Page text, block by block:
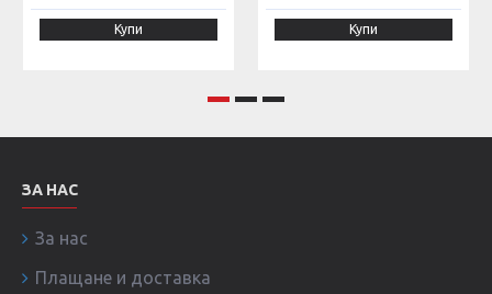
Купи Купи
ЗА НАС
За нас
Плащане и доставка